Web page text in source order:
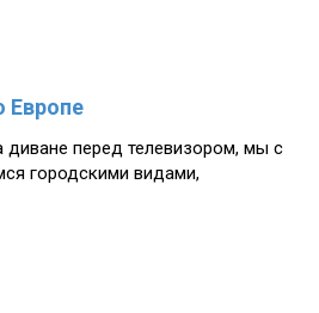
Европе
перед телевизором, мы с
городскими видами,